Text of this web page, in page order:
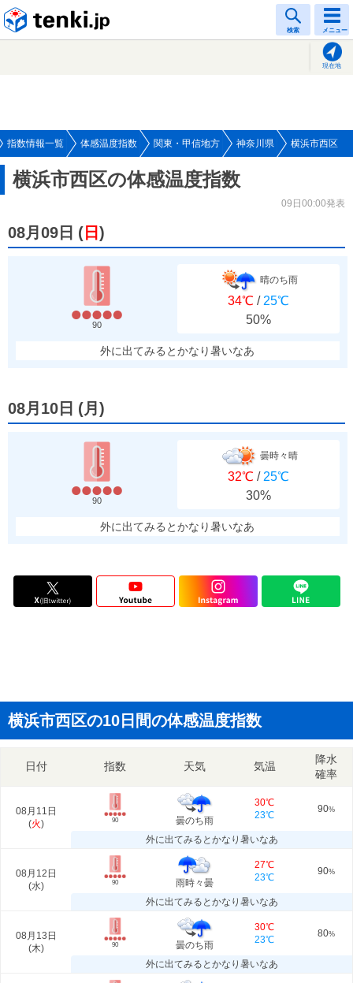
検索 メニュー
現在地
指数情報一覧 体感温度指数 関東・甲信地方 神奈川県 横浜市西区
横浜市西区の体感温度指数
09日00:00発表
08月09日 ( 日 )
90
晴のち雨
34℃ / 25℃
50%
外に出てみるとかなり暑いなあ
08月10日 (月 )
90
曇時々晴
32℃ / 25℃
30%
外に出てみるとかなり暑いなあ
横浜市西区の10日間の体感温度指数
日付 指数 天気 気温
降水
確率
08月11日
(火) 90 曇のち雨
30℃
23℃
90%
外に出てみるとかなり暑いなあ
08月12日
(水) 90 雨時々曇
27℃
23℃
90%
外に出てみるとかなり暑いなあ
08月13日
(木) 90 曇のち雨
30℃
23℃
80%
外に出てみるとかなり暑いなあ